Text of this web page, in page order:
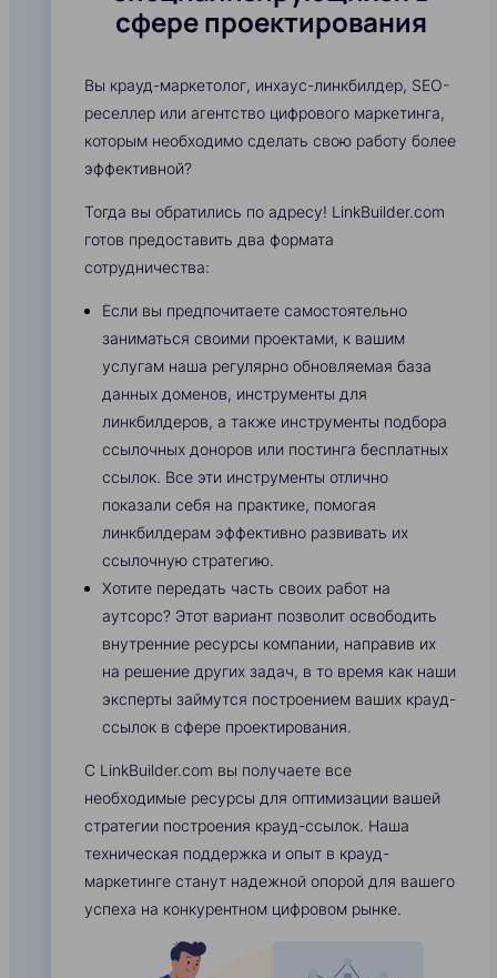
сфере проектирования
Вы крауд-маркетолог, инхаус-линкбилдер, SEO-
реселлер или агентство цифрового маркетинга,
которым необходимо сделать свою работу более
эффективной?
Тогда вы обратились по адресу! LinkBuilder.com
готов предоставить два формата
сотрудничества:
Если вы предпочитаете самостоятельно
заниматься своими проектами, к вашим
услугам наша регулярно обновляемая база
данных доменов, инструменты для
линкбилдеров, а также инструменты подбора
ссылочных доноров или постинга бесплатных
ссылок. Все эти инструменты отлично
показали себя на практике, помогая
линкбилдерам эффективно развивать их
ссылочную стратегию.
Хотите передать часть своих работ на
аутсорс? Этот вариант позволит освободить
внутренние ресурсы компании, направив их
на решение других задач, в то время как наши
эксперты займутся построением ваших крауд-
ссылок в сфере проектирования.
С LinkBuilder.com вы получаете все
необходимые ресурсы для оптимизации вашей
стратегии построения крауд-ссылок. Наша
техническая поддержка и опыт в крауд-
маркетинге станут надежной опорой для вашего
успеха на конкурентном цифровом рынке.